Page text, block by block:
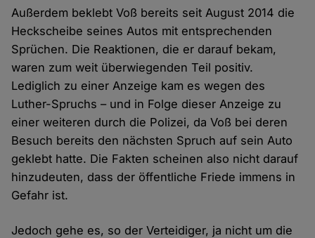
Außerdem beklebt Voß bereits seit August 2014 die
Heckscheibe seines Autos mit entsprechenden
Sprüchen. Die Reaktionen, die er darauf bekam,
waren zum weit überwiegenden Teil positiv.
Lediglich zu einer Anzeige kam es wegen des
Luther-Spruchs – und in Folge dieser Anzeige zu
einer weiteren durch die Polizei, da Voß bei deren
Besuch bereits den nächsten Spruch auf sein Auto
geklebt hatte. Die Fakten scheinen also nicht darauf
hinzudeuten, dass der öffentliche Friede immens in
Gefahr ist.
Jedoch gehe es, so der Verteidiger, ja nicht um die